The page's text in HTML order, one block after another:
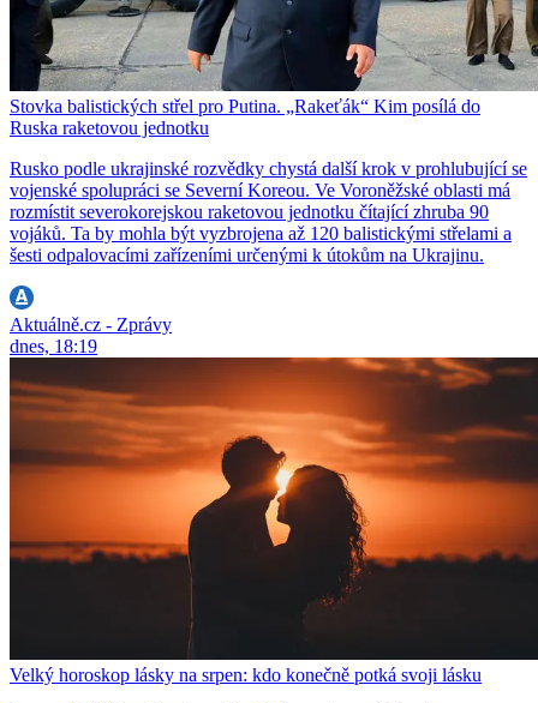
Stovka balistických střel pro Putina. „Rakeťák“ Kim posílá do
Ruska raketovou jednotku
Rusko podle ukrajinské rozvědky chystá další krok v prohlubující se
vojenské spolupráci se Severní Koreou. Ve Voroněžské oblasti má
rozmístit severokorejskou raketovou jednotku čítající zhruba 90
vojáků. Ta by mohla být vyzbrojena až 120 balistickými střelami a
šesti odpalovacími zařízeními určenými k útokům na Ukrajinu.
Aktuálně.cz - Zprávy
dnes, 18:19
Velký horoskop lásky na srpen: kdo konečně potká svoji lásku